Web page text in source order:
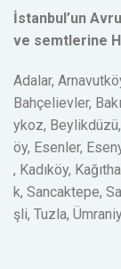
İstanbul’un
ve semtlerine
Adalar,
Bahçelievler,
ykoz,
öy, Esenler,
, Kadıköy,
k, Sancaktepe,
şli, Tuzla,